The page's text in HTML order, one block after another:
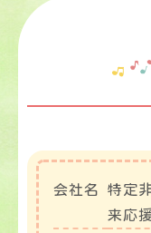
会社名
特定
来応援